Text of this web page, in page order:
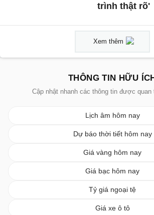
trình thật rõ'
Xem thêm
THÔNG TIN HỮU
Cập nhật nhanh các thông tin được quan
Lịch âm hôm nay
Dự báo thời tiết hôm nay
Giá vàng hôm nay
Giá bạc hôm nay
Tỷ giá ngoại tệ
Giá xe ô tô